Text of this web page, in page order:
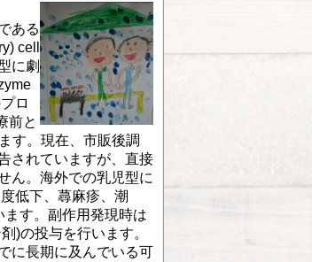
ある
cell
に劇
ロ
前と
す。現在、市販後調
されていますが、直接
ん。海外での乳児型に
低下、蕁麻疹、潮
す。副作用発現時は
)の投与を行います。
に長期に及んでいる可